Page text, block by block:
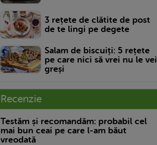
3 rețete de clătite de post
de te lingi pe degete
Salam de biscuiți: 5 rețete
pe care nici să vrei nu le vei
greși
Recenzie
Testăm și recomandăm: probabil cel
mai bun ceai pe care l-am băut
vreodată